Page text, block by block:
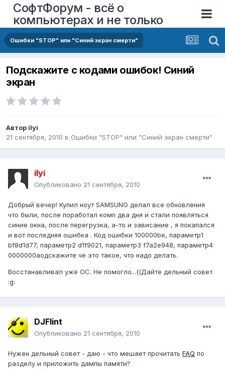
СофтФорум - всё о
компьютерах и не только
Ошибки "STOP" или "Синий экран смерти"
Подскажите с кодами ошибок! Синий
экран
Автор ilyi
21 сентября, 2010 в Ошибки "STOP" или "Синий экран смерти"
ilyi
Опубликовано 21 сентября, 2010
Добрый вечер! Купил ноут SAMSUNG делал все обновления
что были, после поработал комп два дня и стали появляться
синие окна, после перегрузка, а-то и зависание , я покапался
и вот последняя ошибка . Код ошибки 100000be, параметр1
bf8d1d77, параметр2 d1f9021, параметр3 f7a2e948, параметр4
0000000aодскажите че это такое, что надо делать.
Восстанавливал уже ОС. Не помогло...((Дайте дельный совет.
:g:
DJFlint
Опубликовано 21 сентября, 2010
Нужен дельный совет - даю - что мешает прочитать FAQ по
разделу и приложить дампы памяти?